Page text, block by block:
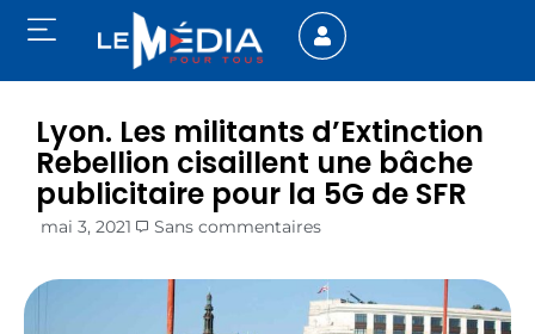
Lyon. Les militants d’Extinction
Rebellion cisaillent une bâche
publicitaire pour la 5G de SFR
mai 3, 2021 Sans commentaires